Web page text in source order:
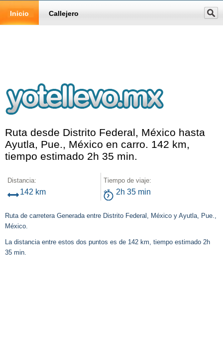
Inicio Callejero
Ruta desde Distrito Federal, México hasta
Ayutla, Pue., México en carro. 142 km,
tiempo estimado 2h 35 min.
Distancia:
142 km
Tiempo de viaje:
2h 35 min
Ruta de carretera Generada entre Distrito Federal, México y Ayutla, Pue.,
México.
La distancia entre estos dos puntos es de 142 km, tiempo estimado 2h
35 min.